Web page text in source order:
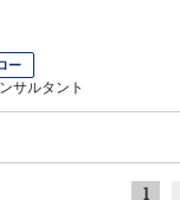
ー
サルタント
1